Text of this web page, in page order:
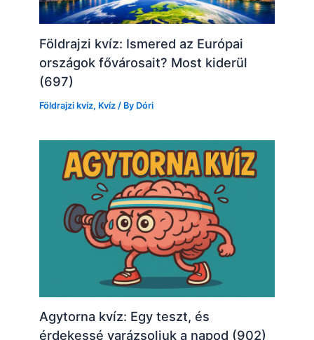
Földrajzi kvíz: Ismered az Európai
országok fővárosait? Most kiderül
(697)
Földrajzi kvíz, Kvíz / By Dóri
Agytorna kvíz: Egy teszt, és
érdekessé varázsoljuk a napod (902)